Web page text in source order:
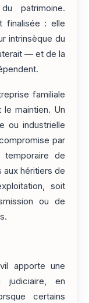
patrimoine.
finalisée : elle
intrinsèque du
— et de la
familiale
maintien. Un
ou industrielle
par
de
aux héritiers de
soit
ou de
apporte une
judiciaire, en
certains